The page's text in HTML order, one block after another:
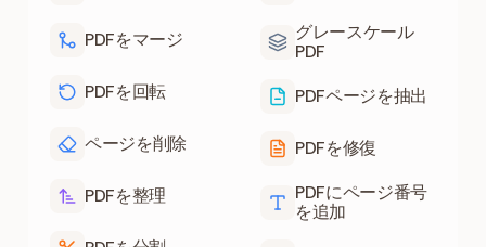
PDFをマージ
PDFを回転
ページを削除
PDFを整理
グレースケール
PDF
PDFページを抽出
PDFを修復
PDFにページ番号
を追加